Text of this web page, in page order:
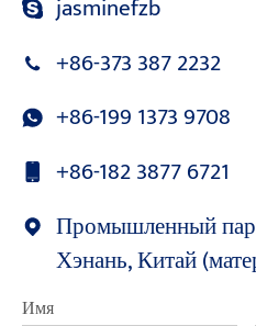
jasminefzb
+86-373 387 2232
+86-199 1373 9708
+86-182 3877 6721
Промышленный
Хэнань, Китай
Имя